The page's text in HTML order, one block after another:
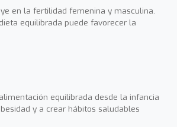
en la fertilidad femenina y masculina.
equilibrada puede favorecer la
equilibrada desde la infancia
y a crear hábitos saludables